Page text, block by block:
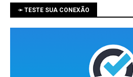
➛ TESTE SUA CONEXÃO